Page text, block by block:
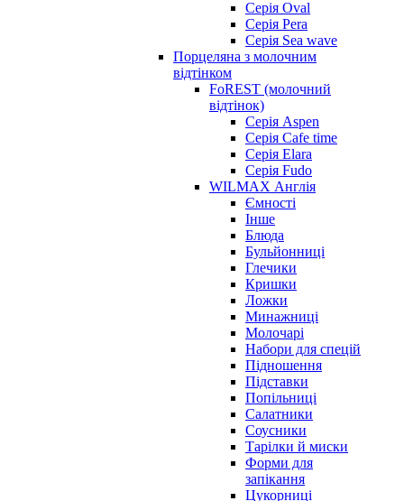
Серія Oval
Серія Pera
Серія Sea wave
Порцеляна з молочним
відтінком
FoREST (молочний
відтінок)
Серія Aspen
Серія Cafe time
Серія Elara
Серія Fudo
WILMAX Англія
Ємності
Інше
Блюда
Бульйонниці
Глечики
Кришки
Ложки
Минажниці
Молочарі
Набори для спецій
Підношення
Підставки
Попільниці
Салатники
Соусники
Тарілки й миски
Форми для
запікання
Цукорниці